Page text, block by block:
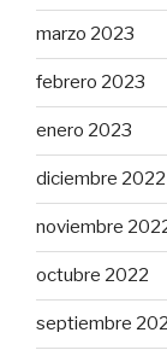
marzo 2023
febrero 2023
enero 2023
diciembre 2022
noviembre
octubre 2022
septiembre